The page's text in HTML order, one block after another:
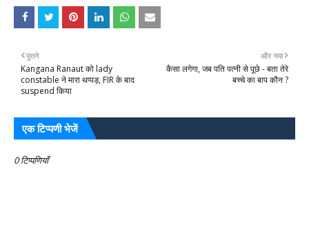
और नया
कैसा लगेगा, जब पति पत्नी से पूछे - बता तेरे
बच्चे का बाप कौन ?
पुराने
Kangana Ranaut को lady
constable ने मारा थप्पड़, FIR के बाद
suspend किया
एक टिप्पणी भेजें
0 टिप्पणियाँ